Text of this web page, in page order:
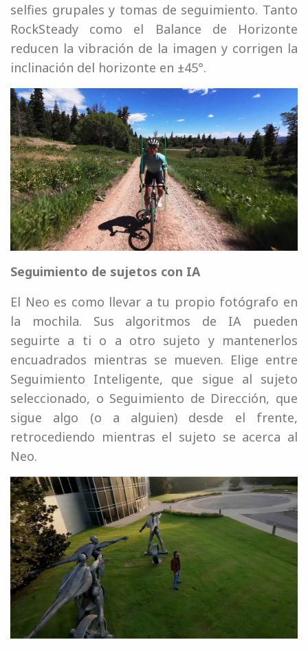
selfies grupales y tomas de seguimiento. Tanto
RockSteady como el Balance de Horizonte
reducen la vibración de la imagen y corrigen la
inclinación del horizonte en ±45°.
Seguimiento de sujetos con IA
El Neo es como llevar a tu propio fotógrafo en
la mochila. Sus algoritmos de IA pueden
seguirte a ti o a otro sujeto y mantenerlos
encuadrados mientras se mueven. Elige entre
Seguimiento Inteligente, que sigue al sujeto
seleccionado, o Seguimiento de Dirección, que
sigue algo (o a alguien) desde el frente,
retrocediendo mientras el sujeto se acerca al
Neo.